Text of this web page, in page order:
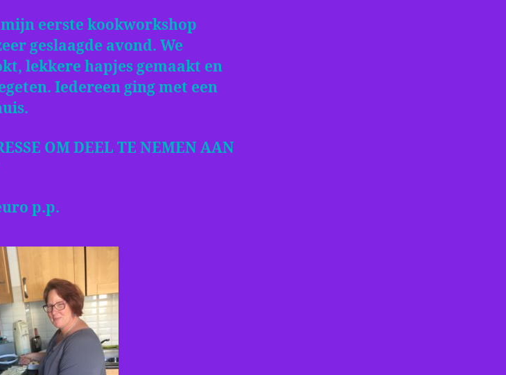
mijn eerste kookworkshop
geslaagde avond. We
lekkere hapjes gemaakt en
Iedereen ging met een
OM DEEL TE NEMEN AAN
p.p.